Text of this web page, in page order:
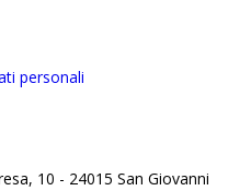
personali
10 - 24015 San Giovanni